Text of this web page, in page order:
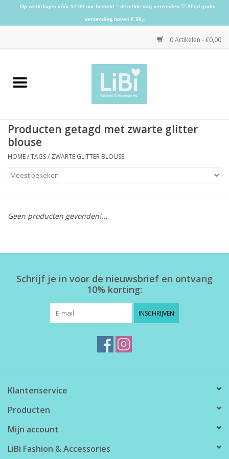
0 Artikelen - €0,00
Home
Kleding
Accessoires
Home deco
SALE
Producten getagd met zwarte glitter
blouse
HOME/TAGS/ ZWARTE GLITTER BLOUSE
Geen producten gevonden!...
Schrijf je in voor de nieuwsbrief en ontvang
10% korting:
INSCHRIJVEN
Klantenservice
Producten
Mijn account
LiBi Fashion & Accessories
Op werkdagen vóór 17:00 uur besteld = dezelfde dag verzonden ♡ Altijd gratis
verzending boven € 50,-